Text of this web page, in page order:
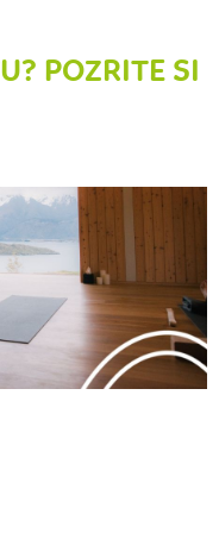
POZRITE SI